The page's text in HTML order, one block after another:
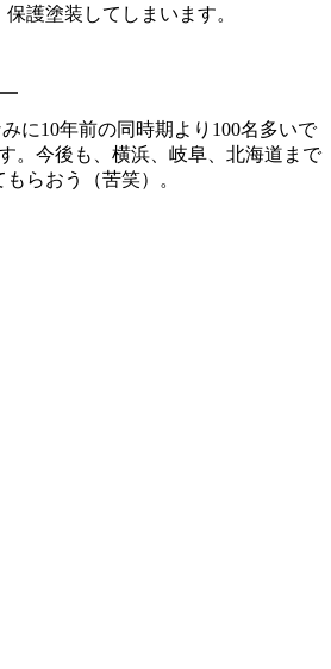
護塗装してしまいます。
に10年前の同時期より100名多いで
。今後も、横浜、岐阜、北海道まで
らおう（苦笑）。